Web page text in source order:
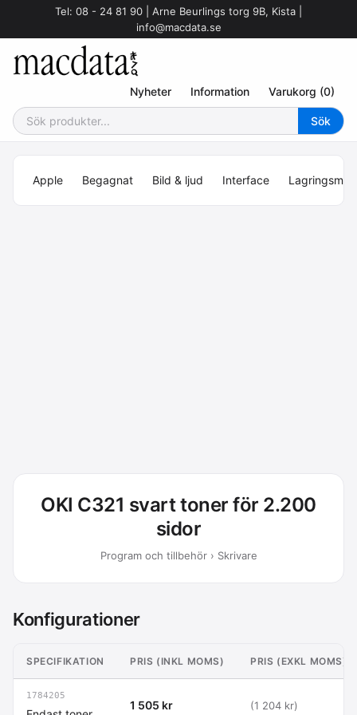
Tel: 08 - 24 81 90 | Arne Beurlings torg 9B, Kista |
info@macdata.se
Nyheter Information Varukorg (0)
Apple Begagnat Bild & ljud Interface
OKI C321 svart toner för 2.200
sidor
Program och tillbehör › Skrivare
Konfigurationer
SPECIFIKATION PRIS (INKL MOMS) PRIS (EXKL MOMS)
1784205
1 505 kr (1 204 kr)